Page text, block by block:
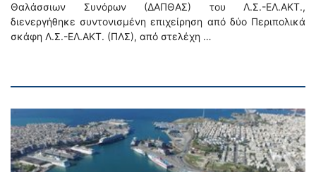
Θαλάσσιων Συνόρων (ΔΑΠΘΑΣ) του Λ.Σ.-ΕΛ.ΑΚΤ.,
διενεργήθηκε συντονισμένη επιχείρηση από δύο Περιπολικά
σκάφη Λ.Σ.-ΕΛ.ΑΚΤ. (ΠΛΣ), από στελέχη …